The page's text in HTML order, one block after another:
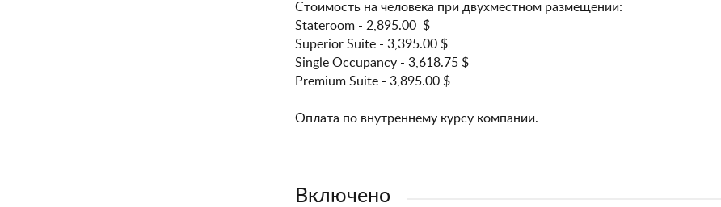
Стоимость на человека при двухместном размещении:
Stateroom - 2,895.00 $
Superior Suite - 3,395.00 $
Single Occupancy - 3,618.75 $
Premium Suite - 3,895.00 $
Оплата по внутреннему курсу компании.
Включено